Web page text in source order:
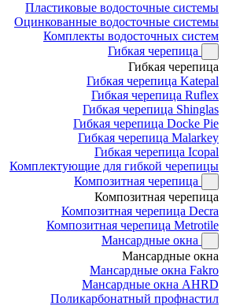
Пластиковые водосточные системы
Оцинкованные водосточные системы
Комплекты водосточных систем
Гибкая черепица
Гибкая черепица
Гибкая черепица Katepal
Гибкая черепица Ruflex
Гибкая черепица Shinglas
Гибкая черепица Docke Pie
Гибкая черепица Malarkey
Гибкая черепица Icopal
Комплектующие для гибкой черепицы
Композитная черепица
Композитная черепица
Композитная черепица Decra
Композитная черепица Metrotile
Мансардные окна
Мансардные окна
Мансардные окна Fakro
Мансардные окна AHRD
Поликарбонатный профнастил